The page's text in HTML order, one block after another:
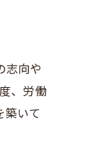
志向や
、労働
築いて